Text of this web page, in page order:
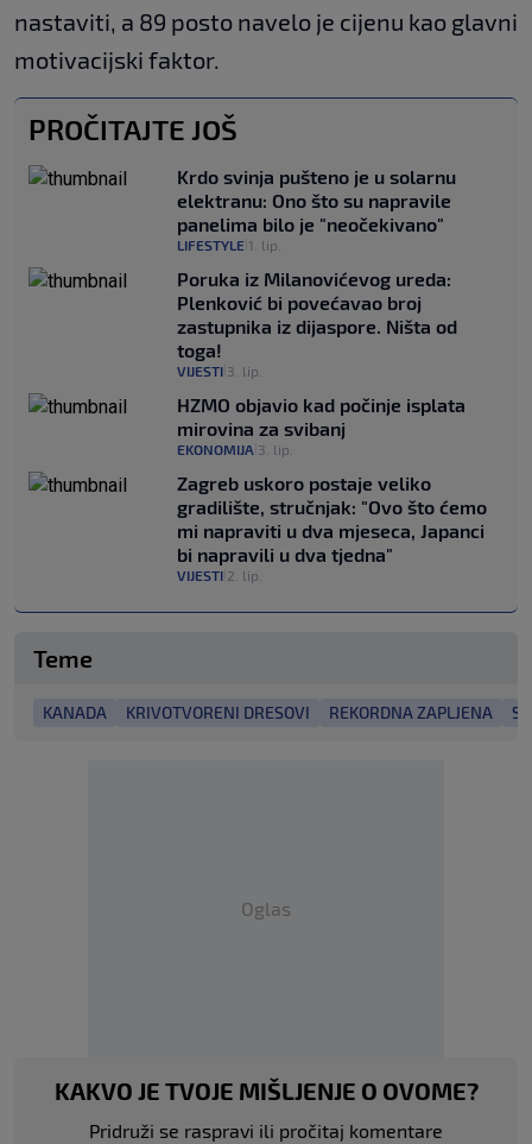
nastaviti, a 89 posto navelo je cijenu kao glavni
motivacijski faktor.
PROČITAJTE JOŠ
Krdo svinja pušteno je u solarnu
elektranu: Ono što su napravile
panelima bilo je "neočekivano"
LIFESTYLE 1. lip.
Poruka iz Milanovićevog ureda:
Plenković bi povećavao broj
zastupnika iz dijaspore. Ništa od
toga!
VIJESTI 3. lip.
HZMO objavio kad počinje isplata
mirovina za svibanj
EKONOMIJA 3. lip.
Zagreb uskoro postaje veliko
gradilište, stručnjak: "Ovo što ćemo
mi napraviti u dva mjeseca, Japanci
bi napravili u dva tjedna"
VIJESTI 2. lip.
Teme
KANADA KRIVOTVORENI DRESOVI REKORDNA ZAPLJENA
Oglas
KAKVO JE TVOJE MIŠLJENJE O OVOME?
Pridruži se raspravi ili pročitaj komentare